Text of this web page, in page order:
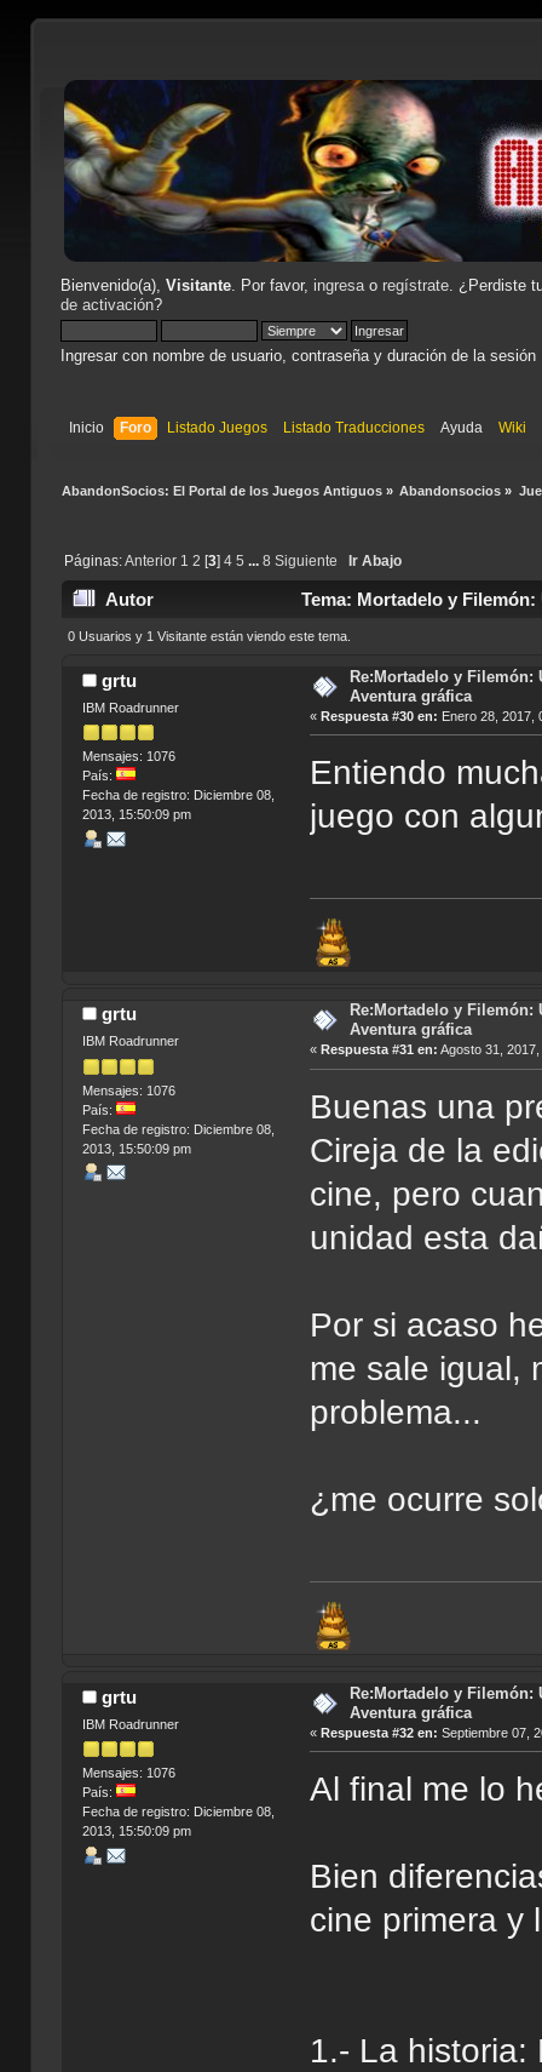
Bienvenido(a), Visitante. Por favor, ingresao regístrate. ¿Perdiste
de activación?
Ingresar con nombre de usuario, contraseña y duración de la sesión
Inicio Foro Listado Juegos Listado Traducciones Ayuda Wiki
AbandonSocios: El Portal de los Juegos Antiguos» Abandonsocios »
Páginas:Anterior 1 2 [3] 4 5 ... 8 Siguiente Ir Abajo
Autor Tema: Mortadelo y
0 Usuarios y 1 Visitante están viendo este tema.
grtu
IBM Roadrunner
Mensajes: 1076
País:
Fecha de registro: Diciembre 08,
2013, 15:50:09 pm
Re:Mortadelo y Filemón:
Aventura gráfica
«Respuesta #30 en: Enero 28, 2017,
Entiendo
juego con
grtu
IBM Roadrunner
Mensajes: 1076
País:
Fecha de registro: Diciembre 08,
2013, 15:50:09 pm
Re:Mortadelo y Filemón:
Aventura gráfica
«Respuesta #31 en: Agosto 31,
Buenas una
Cireja de la
cine, pero
unidad esta
Por si acaso
me sale igual,
problema...
¿me ocurre
grtu
IBM Roadrunner
Mensajes: 1076
País:
Fecha de registro: Diciembre 08,
2013, 15:50:09 pm
Re:Mortadelo y Filemón:
Aventura gráfica
«Respuesta #32 en: Septiembre 07,
Al final me lo
Bien
cine primera y
1.- La historia: